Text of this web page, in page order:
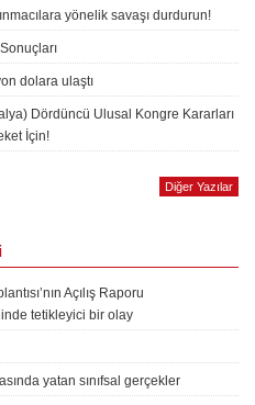
yönelik savaşı durdurun!
dolara ulaştı
Dördüncü Ulusal Kongre Kararları
İçin!
Diğer Yazılar
Açılış Raporu
tetikleyici bir olay
yatan sınıfsal gerçekler